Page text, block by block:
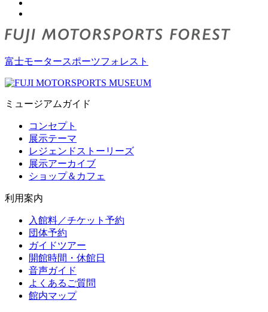
富士モータースポーツフォレスト
ミュージアムガイド
コンセプト
展示テーマ
レジェンドストーリーズ
展示アーカイブ
ショップ＆カフェ
利用案内
入館料／チケット予約
団体予約
ガイドツアー
開館時間・休館日
音声ガイド
よくあるご質問
館内マップ